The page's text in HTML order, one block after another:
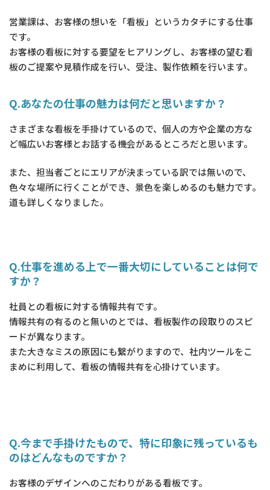
営業課は、お客様の想いを「看板」というカタチにする仕事
です。
お客様の看板に対する要望をヒアリングし、お客様の望む看
板のご提案や見積作成を行い、受注、製作依頼を行います。
Q.あなたの仕事の魅力は何だと思いますか？
さまざまな看板を手掛けているので、個人の方や企業の方な
ど幅広いお客様とお話する機会があるところだと思います。
また、担当者ごとにエリアが決まっている訳では無いので、
色々な場所に行くことができ、景色を楽しめるのも魅力です。
道も詳しくなりました。
Q.仕事を進める上で一番大切にしていることは何で
すか？
社員との看板に対する情報共有です。
情報共有の有るのと無いのとでは、看板製作の段取りのスピ
ードが異なります。
また大きなミスの原因にも繋がりますので、社内ツールをこ
まめに利用して、看板の情報共有を心掛けています。
Q.今まで手掛けたもので、特に印象に残っているも
のはどんなものですか？
お客様のデザインへのこだわりがある看板です。